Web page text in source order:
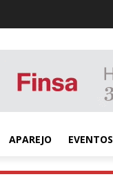
APAREJO EVENTOS